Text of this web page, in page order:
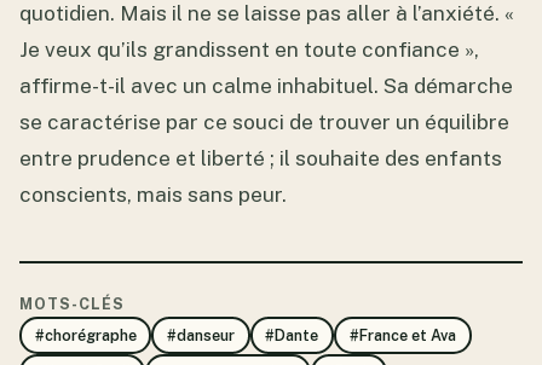
quotidien. Mais il ne se laisse pas aller à l’anxiété. «
Je veux qu’ils grandissent en toute confiance »,
affirme-t-il avec un calme inhabituel. Sa démarche
se caractérise par ce souci de trouver un équilibre
entre prudence et liberté ; il souhaite des enfants
conscients, mais sans peur.
MOTS-CLÉS
#chorégraphe
#danseur #Dante #France et Ava